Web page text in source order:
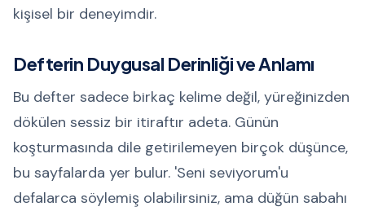
kişisel bir deneyimdir.
Defterin Duygusal Derinliği ve Anlamı
Bu defter sadece birkaç kelime değil, yüreğinizden
dökülen sessiz bir itiraftır adeta. Günün
koşturmasında dile getirilemeyen birçok düşünce,
bu sayfalarda yer bulur. 'Seni seviyorum'u
defalarca söylemiş olabilirsiniz, ama düğün sabahı